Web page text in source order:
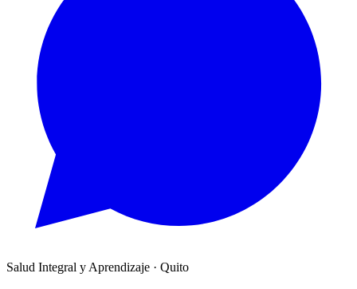
Salud Integral y Aprendizaje · Quito